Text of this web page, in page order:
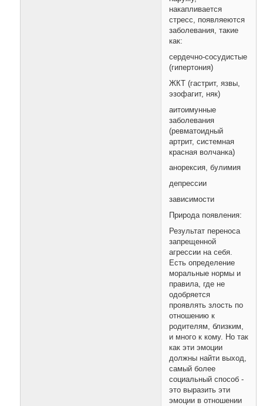
накапливается
стресс, появляеются
заболевания, такие
как:
сердечно-сосудистые
(гипертония)
ЖКТ (гастрит, язвы,
эзофагит, няк)
аитоимунные
заболевания
(ревматоидный
артрит, системная
красная волчанка)
анорексия, булимия
депрессии
зависимости
Природа появления:
Результат переноса
запрещенной
агрессии на себя.
Есть определение
моральные нормы и
правила, где не
одобряется
проявлять злость по
отношению к
родителям, близким,
и много к кому. Но так
как эти эмоции
должны найти выход,
самый более
социальный способ -
это выразить эти
эмоции в отношении